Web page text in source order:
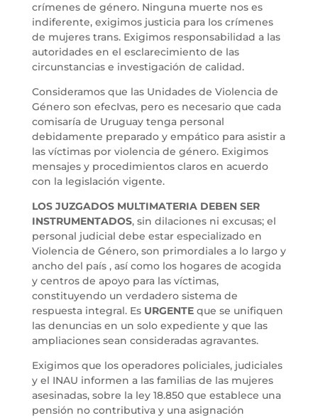
crímenes de género. Ninguna muerte nos es
indiferente, exigimos justicia para los crímenes
de mujeres trans. Exigimos responsabilidad a las
autoridades en el esclarecimiento de las
circunstancias e investigación de calidad.
Consideramos que las Unidades de Violencia de
Género son efecIvas, pero es necesario que cada
comisaría de Uruguay tenga personal
debidamente preparado y empático para asistir a
las víctimas por violencia de género. Exigimos
mensajes y procedimientos claros en acuerdo
con la legislación vigente.
LOS JUZGADOS MULTIMATERIA DEBEN SER
INSTRUMENTADOS, sin dilaciones ni excusas; el
personal judicial debe estar especializado en
Violencia de Género, son primordiales a lo largo y
ancho del país , así como los hogares de acogida
y centros de apoyo para las víctimas,
constituyendo un verdadero sistema de
respuesta integral. Es URGENTE que se unifiquen
las denuncias en un solo expediente y que las
ampliaciones sean consideradas agravantes.
Exigimos que los operadores policiales, judiciales
y el INAU informen a las familias de las mujeres
asesinadas, sobre la ley 18.850 que establece una
pensión no contributiva y una asignación